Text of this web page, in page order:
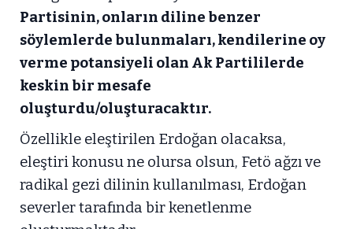
Partisinin, onların diline benzer
söylemlerde bulunmaları, kendilerine oy
verme potansiyeli olan Ak Partililerde
keskin bir mesafe
oluşturdu/oluşturacaktır.
Özellikle eleştirilen Erdoğan olacaksa,
eleştiri konusu ne olursa olsun, Fetö ağzı ve
radikal gezi dilinin kullanılması, Erdoğan
severler tarafında bir kenetlenme